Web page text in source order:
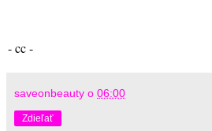
- cc -
saveonbeauty o 06:00
Zdieľať